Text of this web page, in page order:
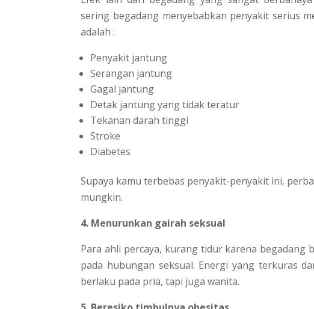
sering begadang menyebabkan penyakit serius
adalah :
Penyakit jantung
Serangan jantung
Gagal jantung
Detak jantung yang tidak teratur
Tekanan darah tinggi
Stroke
Diabetes
Supaya kamu terbebas penyakit-penyakit ini,
mungkin.
4. Menurunkan gairah seksual
Para ahli percaya, kurang tidur karena
pada hubungan seksual. Energi yang terkuras
berlaku pada pria, tapi juga wanita.